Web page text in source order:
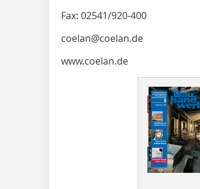
Fax: 02541/920-400
coelan@coelan.de
www.coelan.de